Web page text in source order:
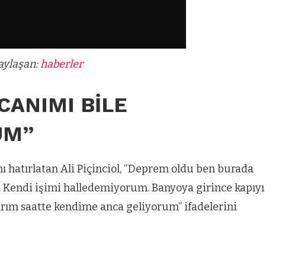
haberler
BİLE
hatırlatan Ali Piçinciol, “Deprem oldu ben burada
Kendi işimi halledemiyorum. Banyoya girince kapıyı
saatte kendime anca geliyorum” ifadelerini
alev yandı.